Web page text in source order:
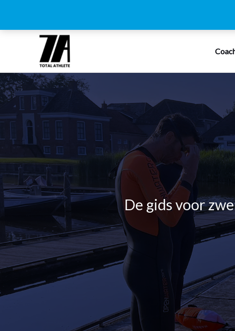
inhoud
De gids voor